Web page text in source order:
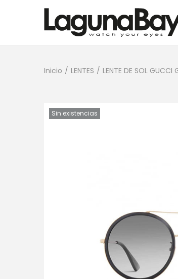
Inicio / LENTES / LENTE DE SOL GUCCI
Sin existencias